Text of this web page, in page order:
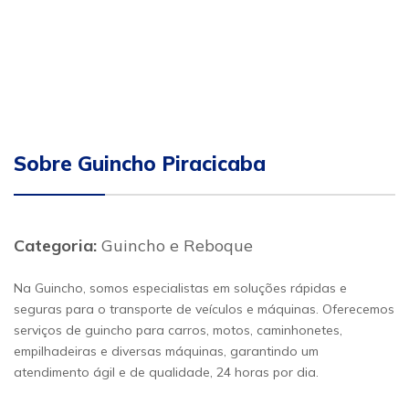
Sobre Guincho Piracicaba
Categoria: Guincho e Reboque
Na Guincho, somos especialistas em soluções rápidas e
seguras para o transporte de veículos e máquinas. Oferecemos
serviços de guincho para carros, motos, caminhonetes,
empilhadeiras e diversas máquinas, garantindo um
atendimento ágil e de qualidade, 24 horas por dia.